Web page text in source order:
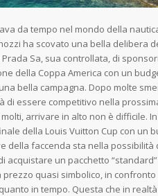
da tempo nel mondo della
ha scovato una bella delibera
Sa, sua controllata, di
della Coppa America con un
bella campagna. Dopo molte
di essere competitivo nella
arrivare in alto non è difficile.
della Louis Vuitton Cup con un
della faccenda sta nella
acquistare un pacchetto
quasi simbolico, in
in tempo. Questa che in